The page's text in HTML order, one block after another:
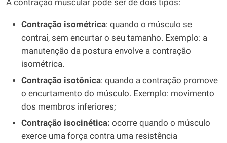
A contração muscular pode ser de dois tipos:
Contração isométrica: quando o músculo se
contrai, sem encurtar o seu tamanho. Exemplo: a
manutenção da postura envolve a contração
isométrica.
Contração isotônica: quando a contração promove
o encurtamento do músculo. Exemplo: movimento
dos membros inferiores;
Contração isocinética: ocorre quando o músculo
exerce uma força contra uma resistência